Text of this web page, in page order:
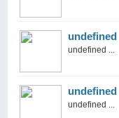
undefined
undefined ...
undefined
undefined ...